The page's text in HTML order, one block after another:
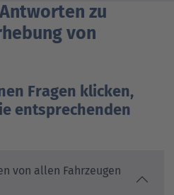
zu
von
Fragen klicken,
entsprechenden
von allen Fahrzeugen